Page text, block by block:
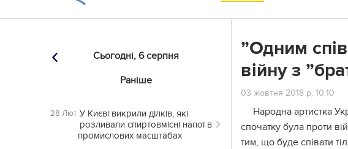
Сьогодні, 6 серпня
Раніше
28 Лют У Києві викрили ділків, які
розливали спиртовмісні напої в
промислових масштабах
”Одним
війну з
03 жовтня 2018 р. 10:10
Народна артистка
спочатку була проти
тим, що буде співати